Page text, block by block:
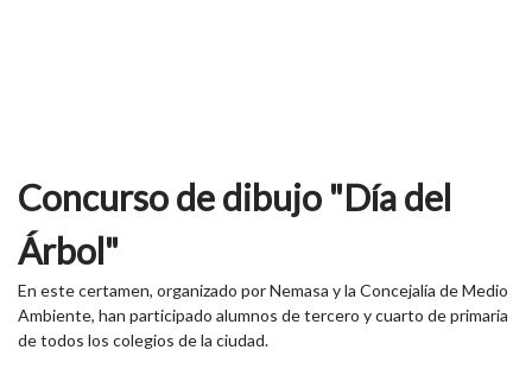
Concurso de dibujo "Día del
Árbol"
En este certamen, organizado por Nemasa y la Concejalía de Medio
Ambiente, han participado alumnos de tercero y cuarto de primaria
de todos los colegios de la ciudad.